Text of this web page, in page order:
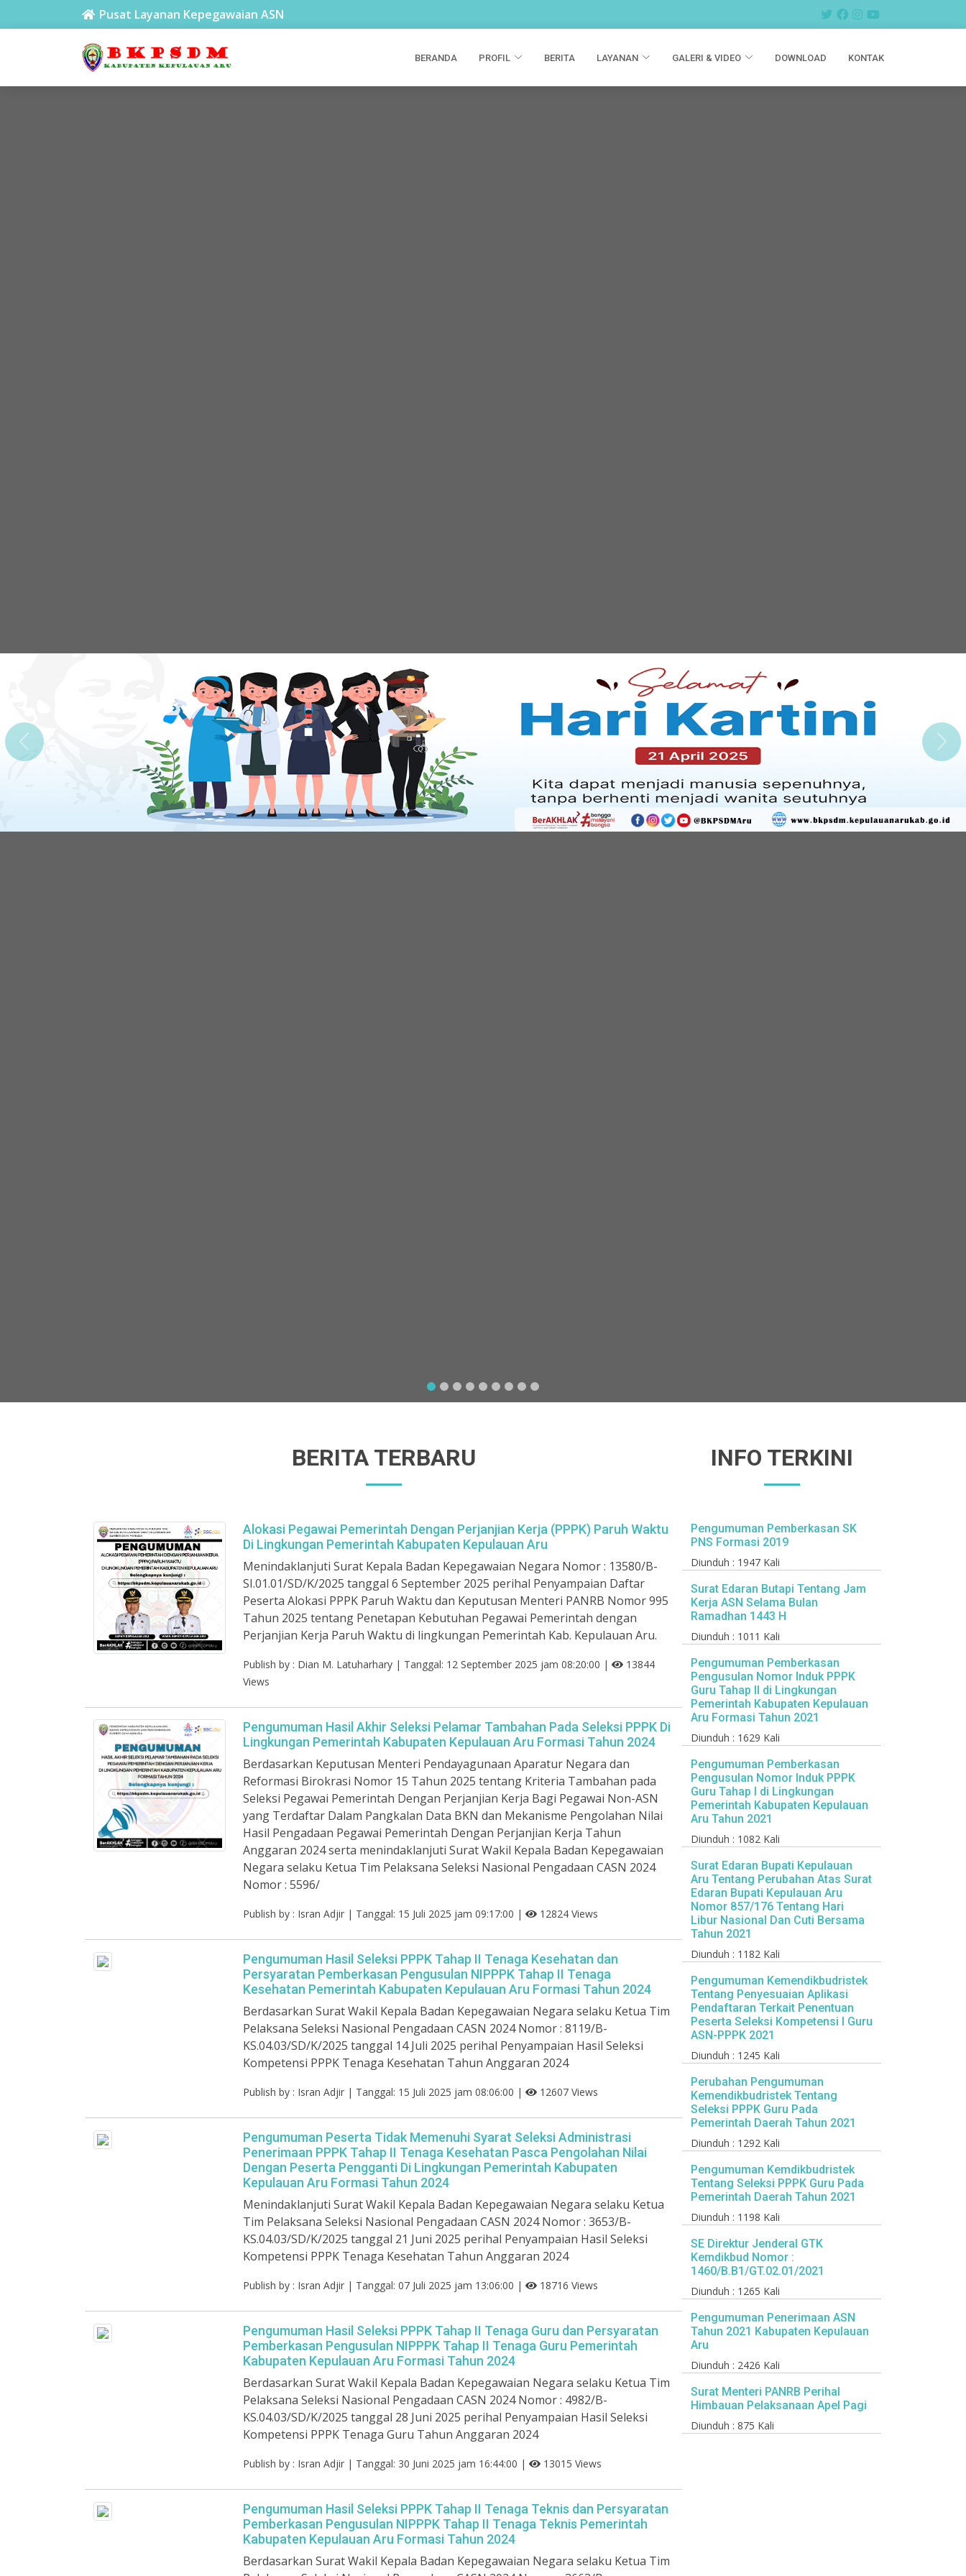
Pusat Layanan Kepegawaian ASN
BERANDA PROFIL BERITA LAYANAN GALERI & VIDEO DOWNLOAD KONTAK
BERITA TERBARU
Alokasi Pegawai Pemerintah Dengan Perjanjian Kerja (PPPK) Paruh Waktu
Di Lingkungan Pemerintah Kabupaten Kepulauan Aru
Menindaklanjuti Surat Kepala Badan Kepegawaian Negara Nomor : 13580/B-
SI.01.01/SD/K/2025 tanggal 6 September 2025 perihal Penyampaian Daftar
Peserta Alokasi PPPK Paruh Waktu dan Keputusan Menteri PANRB Nomor 995
Tahun 2025 tentang Penetapan Kebutuhan Pegawai Pemerintah dengan
Perjanjian Kerja Paruh Waktu di lingkungan Pemerintah Kab. Kepulauan Aru.
Publish by : Dian M. Latuharhary | Tanggal: 12 September 2025 jam 08:20:00 |
13844
Views
Pengumuman Hasil Akhir Seleksi Pelamar Tambahan Pada Seleksi PPPK Di
Lingkungan Pemerintah Kabupaten Kepulauan Aru Formasi Tahun 2024
Berdasarkan Keputusan Menteri Pendayagunaan Aparatur Negara dan
Reformasi Birokrasi Nomor 15 Tahun 2025 tentang Kriteria Tambahan pada
Seleksi Pegawai Pemerintah Dengan Perjanjian Kerja Bagi Pegawai Non-ASN
yang Terdaftar Dalam Pangkalan Data BKN dan Mekanisme Pengolahan Nilai
Hasil Pengadaan Pegawai Pemerintah Dengan Perjanjian Kerja Tahun
Anggaran 2024 serta menindaklanjuti Surat Wakil Kepala Badan Kepegawaian
Negara selaku Ketua Tim Pelaksana Seleksi Nasional Pengadaan CASN 2024
Nomor : 5596/
Publish by : Isran Adjir | Tanggal: 15 Juli 2025 jam 09:17:00 | 12824 Views
Pengumuman Hasil Seleksi PPPK Tahap II Tenaga Kesehatan dan
Persyaratan Pemberkasan Pengusulan NIPPPK Tahap II Tenaga
Kesehatan Pemerintah Kabupaten Kepulauan Aru Formasi Tahun 2024
Berdasarkan Surat Wakil Kepala Badan Kepegawaian Negara selaku Ketua Tim
Pelaksana Seleksi Nasional Pengadaan CASN 2024 Nomor : 8119/B-
KS.04.03/SD/K/2025 tanggal 14 Juli 2025 perihal Penyampaian Hasil Seleksi
Kompetensi PPPK Tenaga Kesehatan Tahun Anggaran 2024
Publish by : Isran Adjir | Tanggal: 15 Juli 2025 jam 08:06:00 | 12607 Views
Pengumuman Peserta Tidak Memenuhi Syarat Seleksi Administrasi
Penerimaan PPPK Tahap II Tenaga Kesehatan Pasca Pengolahan Nilai
Dengan Peserta Pengganti Di Lingkungan Pemerintah Kabupaten
Kepulauan Aru Formasi Tahun 2024
Menindaklanjuti Surat Wakil Kepala Badan Kepegawaian Negara selaku Ketua
Tim Pelaksana Seleksi Nasional Pengadaan CASN 2024 Nomor : 3653/B-
KS.04.03/SD/K/2025 tanggal 21 Juni 2025 perihal Penyampaian Hasil Seleksi
Kompetensi PPPK Tenaga Kesehatan Tahun Anggaran 2024
Publish by : Isran Adjir | Tanggal: 07 Juli 2025 jam 13:06:00 | 18716 Views
Pengumuman Hasil Seleksi PPPK Tahap II Tenaga Guru dan Persyaratan
Pemberkasan Pengusulan NIPPPK Tahap II Tenaga Guru Pemerintah
Kabupaten Kepulauan Aru Formasi Tahun 2024
Berdasarkan Surat Wakil Kepala Badan Kepegawaian Negara selaku Ketua Tim
Pelaksana Seleksi Nasional Pengadaan CASN 2024 Nomor : 4982/B-
KS.04.03/SD/K/2025 tanggal 28 Juni 2025 perihal Penyampaian Hasil Seleksi
Kompetensi PPPK Tenaga Guru Tahun Anggaran 2024
Publish by : Isran Adjir | Tanggal: 30 Juni 2025 jam 16:44:00 | 13015 Views
Pengumuman Hasil Seleksi PPPK Tahap II Tenaga Teknis dan Persyaratan
Pemberkasan Pengusulan NIPPPK Tahap II Tenaga Teknis Pemerintah
Kabupaten Kepulauan Aru Formasi Tahun 2024
Berdasarkan Surat Wakil Kepala Badan Kepegawaian Negara selaku Ketua Tim
INFO TERKINI
Pengumuman Pemberkasan SK
PNS Formasi 2019
Diunduh : 1947 Kali
Surat Edaran Butapi Tentang Jam
Kerja ASN Selama Bulan
Ramadhan 1443 H
Diunduh : 1011 Kali
Pengumuman Pemberkasan
Pengusulan Nomor Induk PPPK
Guru Tahap II di Lingkungan
Pemerintah Kabupaten Kepulauan
Aru Formasi Tahun 2021
Diunduh : 1629 Kali
Pengumuman Pemberkasan
Pengusulan Nomor Induk PPPK
Guru Tahap I di Lingkungan
Pemerintah Kabupaten Kepulauan
Aru Tahun 2021
Diunduh : 1082 Kali
Surat Edaran Bupati Kepulauan
Aru Tentang Perubahan Atas Surat
Edaran Bupati Kepulauan Aru
Nomor 857/176 Tentang Hari
Libur Nasional Dan Cuti Bersama
Tahun 2021
Diunduh : 1182 Kali
Pengumuman Kemendikbudristek
Tentang Penyesuaian Aplikasi
Pendaftaran Terkait Penentuan
Peserta Seleksi Kompetensi I Guru
ASN-PPPK 2021
Diunduh : 1245 Kali
Perubahan Pengumuman
Kemendikbudristek Tentang
Seleksi PPPK Guru Pada
Pemerintah Daerah Tahun 2021
Diunduh : 1292 Kali
Pengumuman Kemdikbudristek
Tentang Seleksi PPPK Guru Pada
Pemerintah Daerah Tahun 2021
Diunduh : 1198 Kali
SE Direktur Jenderal GTK
Kemdikbud Nomor :
1460/B.B1/GT.02.01/2021
Diunduh : 1265 Kali
Pengumuman Penerimaan ASN
Tahun 2021 Kabupaten Kepulauan
Aru
Diunduh : 2426 Kali
Surat Menteri PANRB Perihal
Himbauan Pelaksanaan Apel Pagi
Diunduh : 875 Kali